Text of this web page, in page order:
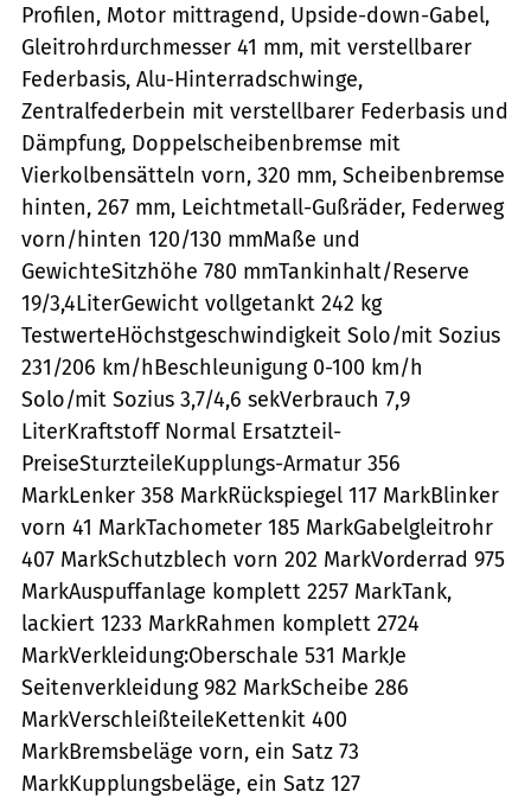
Profilen, Motor mittragend, Upside-down-Gabel,
Gleitrohrdurchmesser 41 mm, mit verstellbarer
Federbasis, Alu-Hinterradschwinge,
Zentralfederbein mit verstellbarer Federbasis und
Dämpfung, Doppelscheibenbremse mit
Vierkolbensätteln vorn, 320 mm, Scheibenbremse
hinten, 267 mm, Leichtmetall-Gußräder, Federweg
vorn/hinten 120/130 mmMaße und
GewichteSitzhöhe 780 mmTankinhalt/Reserve
19/3,4LiterGewicht vollgetankt 242 kg
TestwerteHöchstgeschwindigkeit Solo/mit Sozius
231/206 km/hBeschleunigung 0-100 km/h
Solo/mit Sozius 3,7/4,6 sekVerbrauch 7,9
LiterKraftstoff Normal Ersatzteil-
PreiseSturzteileKupplungs-Armatur 356
MarkLenker 358 MarkRückspiegel 117 MarkBlinker
vorn 41 MarkTachometer 185 MarkGabelgleitrohr
407 MarkSchutzblech vorn 202 MarkVorderrad 975
MarkAuspuffanlage komplett 2257 MarkTank,
lackiert 1233 MarkRahmen komplett 2724
MarkVerkleidung:Oberschale 531 MarkJe
Seitenverkleidung 982 MarkScheibe 286
MarkVerschleißteileKettenkit 400
MarkBremsbeläge vorn, ein Satz 73
MarkKupplungsbeläge, ein Satz 127